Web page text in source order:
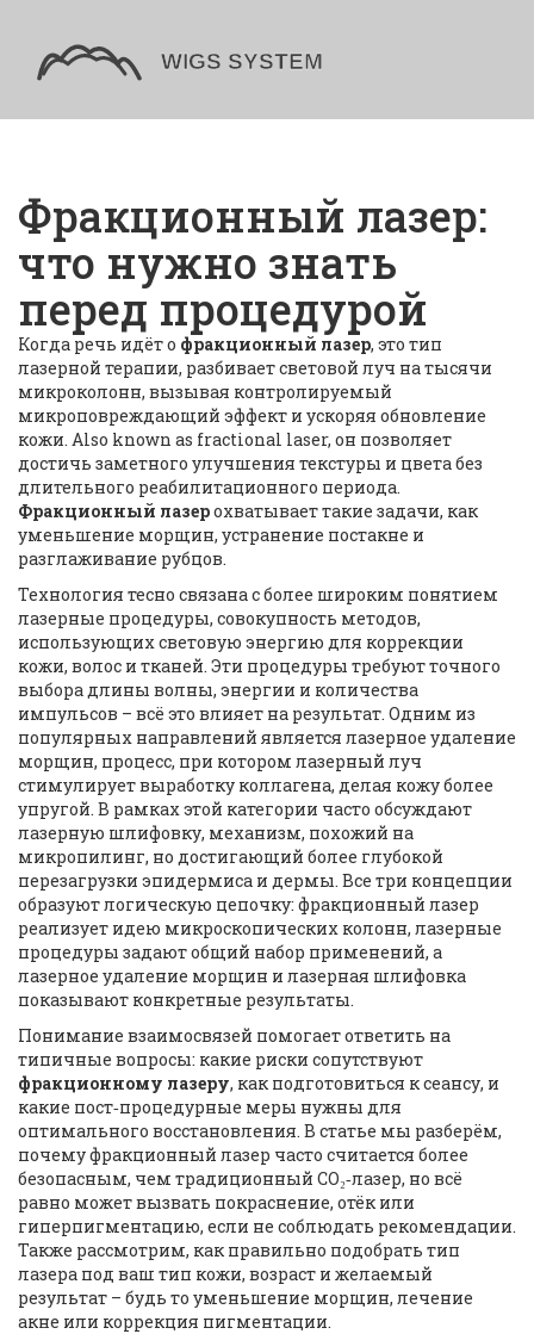
Фракционный лазер:
что нужно знать
перед процедурой
Когда речь идёт о фракционный лазер, это тип
лазерной терапии, разбивает световой луч на тысячи
микроколонн, вызывая контролируемый
микроповреждающий эффект и ускоряя обновление
кожи. Also known as fractional laser, он позволяет
достичь заметного улучшения текстуры и цвета без
длительного реабилитационного периода.
Фракционный лазерохватывает такие задачи, как
уменьшение морщин, устранение постакне и
разглаживание рубцов.
Технология тесно связана с более широким понятием
лазерные процедуры, совокупность методов,
использующих световую энергию для коррекции
кожи, волос и тканей. Эти процедуры требуют точного
выбора длины волны, энергии и количества
импульсов – всё это влияет на результат. Одним из
популярных направлений является лазерное удаление
морщин, процесс, при котором лазерный луч
стимулирует выработку коллагена, делая кожу более
упругой. В рамках этой категории часто обсуждают
лазерную шлифовку, механизм, похожий на
микропилинг, но достигающий более глубокой
перезагрузки эпидермиса и дермы. Все три концепции
образуют логическую цепочку: фракционный лазер
реализует идею микроскопических колонн, лазерные
процедуры задают общий набор применений, а
лазерное удаление морщин и лазерная шлифовка
показывают конкретные результаты.
Понимание взаимосвязей помогает ответить на
типичные вопросы: какие риски сопутствуют
фракционному лазеру, как подготовиться к сеансу, и
какие пост‑процедурные меры нужны для
оптимального восстановления. В статье мы разберём,
почемуфракционный лазер часто считается более
безопасным, чем традиционный CO₂‑лазер, но всё
равно может вызвать покраснение, отёк или
гиперпигментацию, если не соблюдать рекомендации.
Также рассмотрим, как правильно подобрать тип
лазера под ваш тип кожи, возраст и желаемый
результат – будь то уменьшение морщин, лечение
акне или коррекция пигментации.